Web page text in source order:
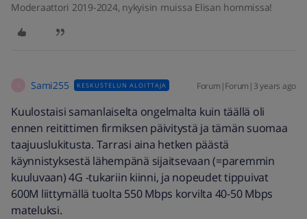
Moderaattori 2019-2024, nykyisin muissa Elisan hommissa!
Sami255 KESKUSTELUN ALOITTAJA Forum|Forum|3 years ago
Kuulostaisi samanlaiselta ongelmalta kuin täällä oli
ennen reitittimen firmiksen päivitystä ja tämän suomaa
taajuuslukitusta. Tarrasi aina hetken päästä
käynnistyksestä lähempänä sijaitsevaan (=paremmin
kuuluvaan) 4G -tukariin kiinni, ja nopeudet tippuivat
600M liittymällä tuolta 550 Mbps korvilta 40-50 Mbps
mateluksi.